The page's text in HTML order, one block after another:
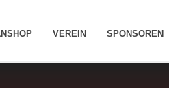
VEREIN SPONSOREN